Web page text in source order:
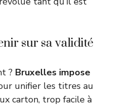
sur sa validité
? Bruxelles impose
unifier les titres au
carton, trop facile à